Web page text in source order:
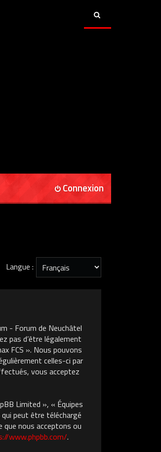
Connexion
Langue :
- Forum de Neuchâtel
pas d’être légalement
FCS ». Nous pouvons
celles-ci par
vous acceptez
Limited », « Équipes
peut être téléchargé
que nous acceptons ou
www.phpbb.com/.